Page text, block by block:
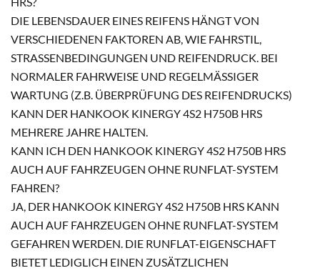
DIE LEBENSDAUER EINES REIFENS HÄNGT VON
VERSCHIEDENEN FAKTOREN AB, WIE FAHRSTIL,
STRASSENBEDINGUNGEN UND REIFENDRUCK. BEI N
ORMALER FAHRWEISE UND REGELMÄSSIGER WA
RTUNG (Z.B. ÜBERPRÜFUNG DES REIFENDRUCKS) KA
NN DER HANKOOK KINERGY 4S2 H750B HRS ME
HRERE JAHRE HALTEN.
KANN ICH DEN HANKOOK KINERGY 4S2 H750B HRS
AUCH AUF FAHRZEUGEN OHNE RUNFLAT-SYSTEM
FAHREN?
JA, DER HANKOOK KINERGY 4S2 H750B HRS KANN
AUCH AUF FAHRZEUGEN OHNE RUNFLAT-SYSTEM
GEFAHREN WERDEN. DIE RUNFLAT-EIGENSCHAFT
BIETET LEDIGLICH EINEN ZUSÄTZLICHEN